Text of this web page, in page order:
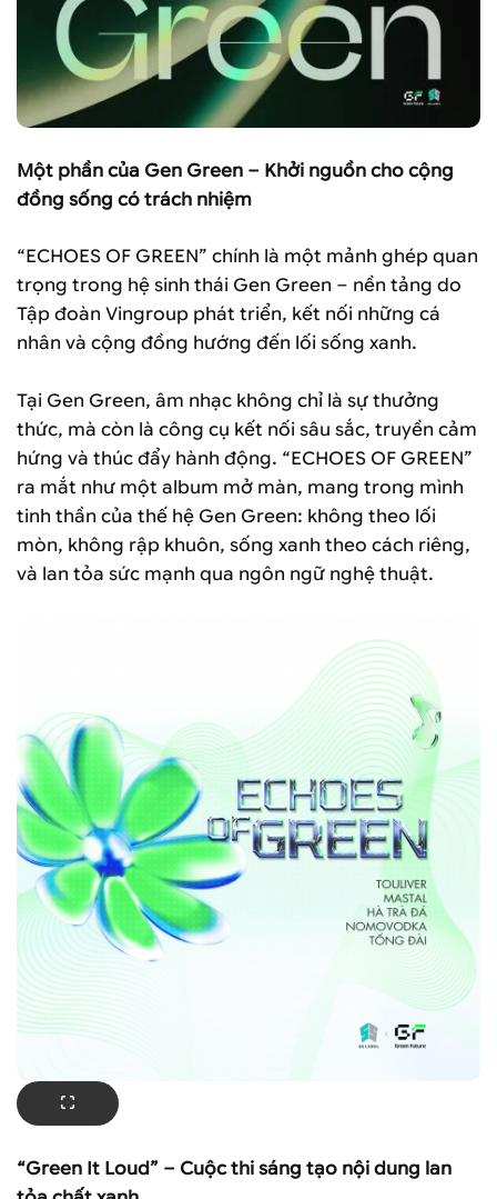
Một phần của Gen Green – Khởi nguồn cho cộng
đồng sống có trách nhiệm
“ECHOES OF GREEN” chính là một mảnh ghép quan
trọng trong hệ sinh thái Gen Green – nền tảng do
Tập đoàn Vingroup phát triển, kết nối những cá
nhân và cộng đồng hướng đến lối sống xanh.
Tại Gen Green, âm nhạc không chỉ là sự thưởng
thức, mà còn là công cụ kết nối sâu sắc, truyền cảm
hứng và thúc đẩy hành động. “ECHOES OF GREEN”
ra mắt như một album mở màn, mang trong mình
tinh thần của thế hệ Gen Green: không theo lối
mòn, không rập khuôn, sống xanh theo cách riêng,
và lan tỏa sức mạnh qua ngôn ngữ nghệ thuật.
“Green It Loud” – Cuộc thi sáng tạo nội dung lan